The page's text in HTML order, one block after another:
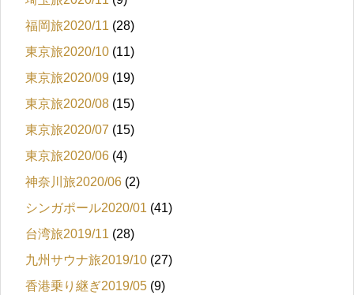
福岡旅2020/11 (28)
東京旅2020/10 (11)
東京旅2020/09 (19)
東京旅2020/08 (15)
東京旅2020/07 (15)
東京旅2020/06 (4)
神奈川旅2020/06 (2)
シンガポール2020/01 (41)
台湾旅2019/11 (28)
九州サウナ旅2019/10 (27)
香港乗り継ぎ2019/05 (9)